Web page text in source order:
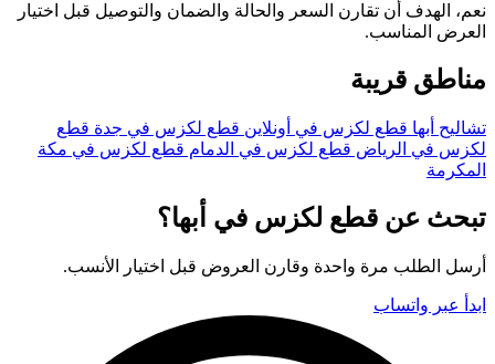
نعم، الهدف أن تقارن السعر والحالة والضمان والتوصيل قبل اختيار
العرض المناسب.
مناطق قريبة
تشاليح أبها قطع لكزس في أونلاين قطع لكزس في جدة قطع
لكزس في الرياض قطع لكزس في الدمام قطع لكزس في مكة
المكرمة
تبحث عن قطع لكزس في أبها؟
أرسل الطلب مرة واحدة وقارن العروض قبل اختيار الأنسب.
ابدأ عبر واتساب